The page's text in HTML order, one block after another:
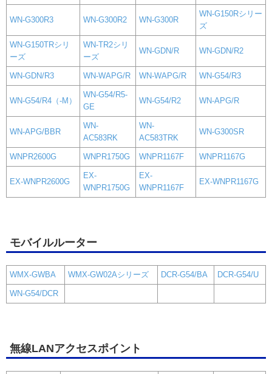
WN-G300R3 WN-G300R2 WN-G300R
WN-G150Rシリー
ズ
WN-G150TRシリ
ーズ
WN-TR2シリ
ーズ
WN-GDN/R WN-GDN/R2
WN-GDN/R3 WN-WAPG/R WN-WAPG/R WN-G54/R3
WN-G54/R4（-M）
WN-G54/R5-
GE
WN-G54/R2 WN-APG/R
WN-APG/BBR
WN-
AC583RK
WN-
AC583TRK
WN-G300SR
WNPR2600G WNPR1750G WNPR1167F WNPR1167G
EX-WNPR2600G
EX-
WNPR1750G
EX-
WNPR1167F
EX-WNPR1167G
モバイルルーター
WMX-GWBA WMX-GW02Aシリーズ DCR-G54/BA DCR-G54/U
WN-G54/DCR
無線LANアクセスポイント